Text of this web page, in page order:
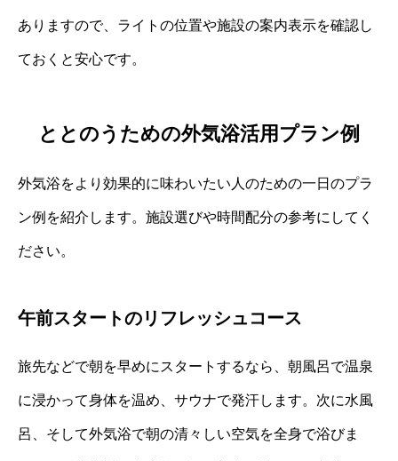
ありますので、ライトの位置や施設の案内表示を確認し
ておくと安心です。
ととのうための外気浴活用プラン例
外気浴をより効果的に味わいたい人のための一日のプラ
ン例を紹介します。施設選びや時間配分の参考にしてく
ださい。
午前スタートのリフレッシュコース
旅先などで朝を早めにスタートするなら、朝風呂で温泉
に浸かって身体を温め、サウナで発汗します。次に水風
呂、そして外気浴で朝の清々しい空気を全身で浴びま